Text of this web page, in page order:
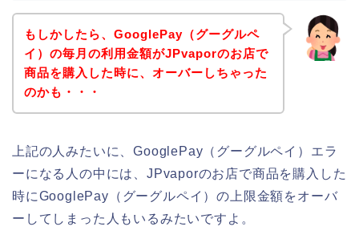
もしかしたら、GooglePay（グーグルペ
イ）の毎月の利用金額がJPvaporのお店で
商品を購入した時に、オーバーしちゃった
のかも・・・
上記の人みたいに、GooglePay（グーグルペイ）エラ
ーになる人の中には、JPvaporのお店で商品を購入した
時にGooglePay（グーグルペイ）の上限金額をオーバ
ーしてしまった人もいるみたいですよ。